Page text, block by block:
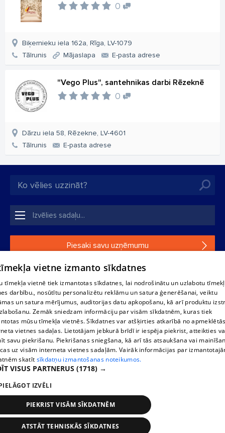
0
Biķernieku iela 162a, Rīga, LV-1079
Tālrunis
Mājaslapa E-pasta adrese
"Vego Plus", santehnikas darbi Rēzeknē
0
Dārzu iela 58, Rēzekne, LV-4601
Tālrunis
E-pasta adrese
Piesaki savu uzņēmumu
Ja tavs uzņēmums nav mūsu datubāzē, aizpildi vienkāršu
1188 datu bāzes, tās daļas vai datu bāzē iekļautās informācijas,
vai informācijas daļas pavairošana vai izplatīšana jebkādā formā
stingri aizliegta. Tāpat arī ir aizliegta lejupielāde automātiskā
režīmā. Jebkura 1188 web lapā publicētā materiāla
pārpublicēšana ir kategoriski aizliegta bez 1188 web lapas
redakcijas atļaujas.
Portāla palīdzības dienests: e-pasts -
IzstrādātsSIA Helio Media2004-2026
vietne izmanto sīkdatnes
tīmekļa vietnē tiek izmantotas sīkdatnes, lai nodrošinātu un uzlabotu
darbību., nosūtītu personalizētu reklāmu un satura ģenerēšanai, veiktu
un satura mērījumus, auditorijas datu apkopošanu, kā arī produktu
Zemāk sniedzam informāciju par visām sīkdatnēm, kuras tiek
mūsu tīmekļa vietnēs. Sīkdatnes var atšķirties atkarībā no
vietnes sadaļas. Lietotājam jebkurā brīdī ir iespēja piekrist, atteikties
savu piekrišanu. Piekrišanas sniegšana, kā arī tās atsaukšana vai
uz visām interneta vietnes sadaļām. Vairāk informācijas par
skatīt sīkdatņu izmantošanas noteikumos.
VISUS PARTNERUS (1718) →
IZVĒLI
PIEKRIST VISĀM SĪKDATNĒM
ATSTĀT TEHNISKĀS SĪKDATNES